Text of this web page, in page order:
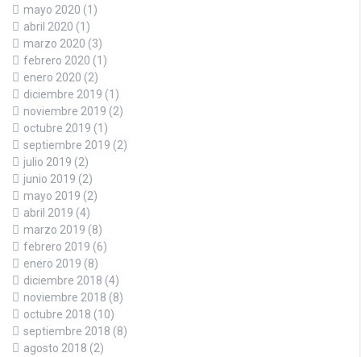
mayo 2020 (1)
abril 2020 (1)
marzo 2020 (3)
febrero 2020 (1)
enero 2020 (2)
diciembre 2019 (1)
noviembre 2019 (2)
octubre 2019 (1)
septiembre 2019 (2)
julio 2019 (2)
junio 2019 (2)
mayo 2019 (2)
abril 2019 (4)
marzo 2019 (8)
febrero 2019 (6)
enero 2019 (8)
diciembre 2018 (4)
noviembre 2018 (8)
octubre 2018 (10)
septiembre 2018 (8)
agosto 2018 (2)